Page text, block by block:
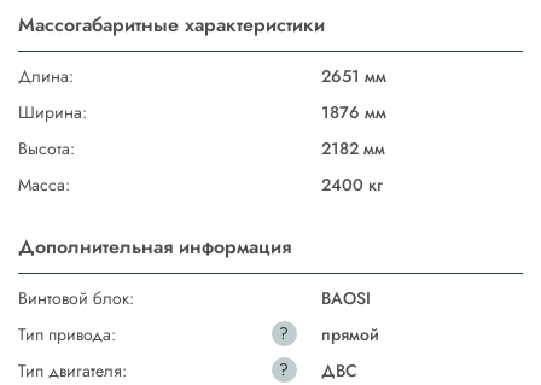
Массогабаритные характеристики
Длина:
2651 мм
Ширина:
1876 мм
Высота:
2182 мм
Масса:
2400 кг
Дополнительная информация
Винтовой блок:
BAOSI
Тип привода:
?
прямой
Тип двигателя:
?
ДВС